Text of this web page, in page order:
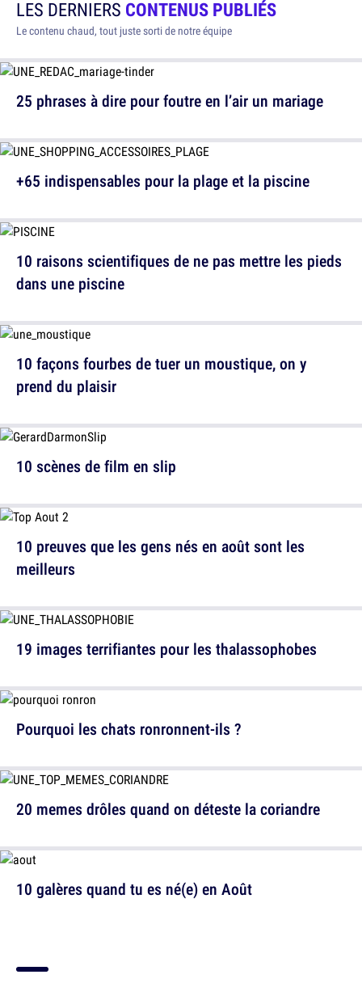
LES DERNIERS CONTENUS PUBLIÉS
Le contenu chaud, tout juste sorti de notre équipe
25 phrases à dire pour foutre en l’air un mariage
10 raisons scientifiques de ne pas mettre les pieds
dans une piscine
10 scènes de film en slip
19 images terrifiantes pour les thalassophobes
20 memes drôles quand on déteste la coriandre
+65 indispensables pour la plage et la piscine
10 façons fourbes de tuer un moustique, on y
prend du plaisir
10 preuves que les gens nés en août sont les
meilleurs
Pourquoi les chats ronronnent-ils ?
10 galères quand tu es né(e) en Août